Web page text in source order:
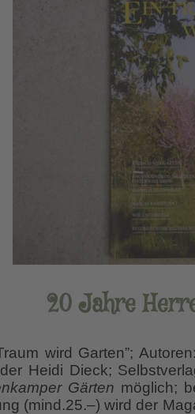
20 Jahre
wird Garten”; Autoren:
Heidi Dieck;
Gärten möglich;
(mind.25.–) wird der